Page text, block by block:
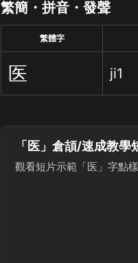
繁簡・拼音・發聲
繁體字
医 ji1
「医」倉頡/速成教學
觀看短片示範「医」字點樣